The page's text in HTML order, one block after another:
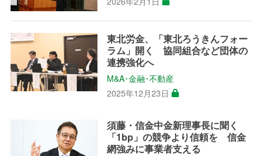
東北労金、「東北ろうきんフォー
ラム」開く 協同組合など団体の
連携強化へ
M&A･金融･不動産
2025年12月23日
須藤・信金中金新理事長に聞く
「1bp」の競争より信頼を 信金
網強みに事業者支える